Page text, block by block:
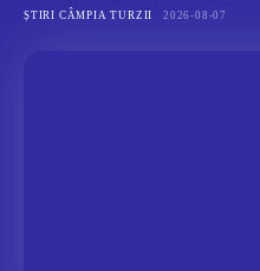
ȘTIRI CÂMPIA TURZII 2026-08-07